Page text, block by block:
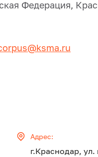
Федерация,
Адрес:
г.Краснодар,